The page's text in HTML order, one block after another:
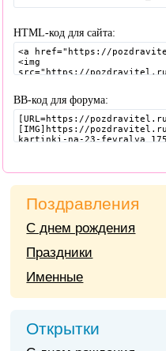
HTML-код для сайта:
BB-код для форума:
Поздравления
С днем рождения
Праздники
Именные
Открытки